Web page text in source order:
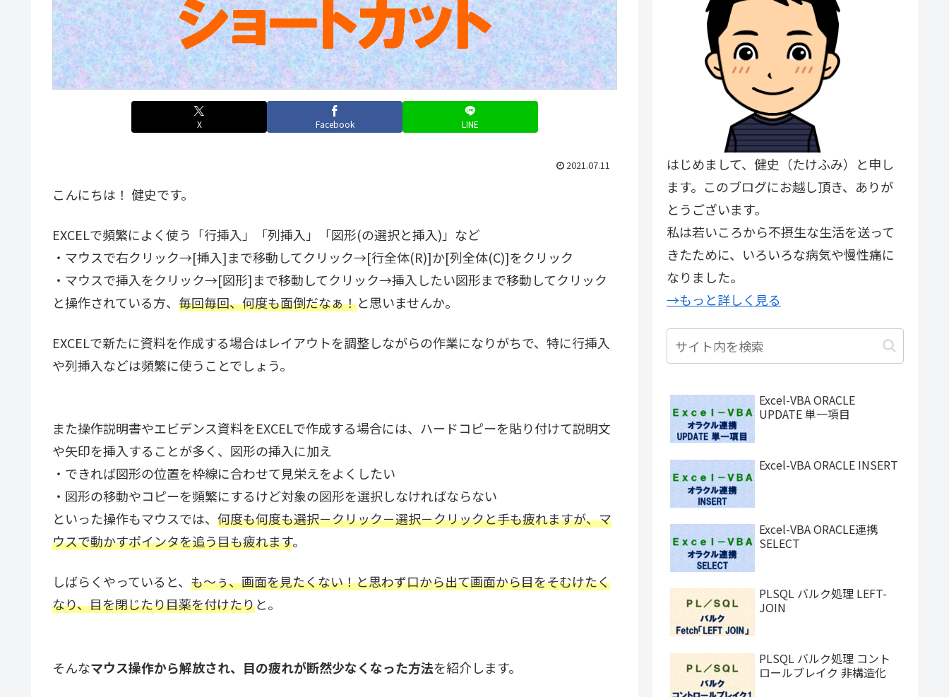
X Facebook LINE
2021.07.11
こんにちは！ 健史です。
EXCELで頻繁によく使う「行挿入」「列挿入」「図形(の選択と挿入)」など
・マウスで右クリック→[挿入]まで移動してクリック→[行全体(R)]か[列全体(C)]をクリック
・マウスで挿入をクリック→[図形]まで移動してクリック→挿入したい図形まで移動してクリック
と操作されている方、 毎回毎回、何度も面倒だなぁ！と思いませんか。
EXCELで新たに資料を作成する場合はレイアウトを調整しながらの作業になりがちで、特に行挿入
や列挿入などは頻繁に使うことでしょう。
また操作説明書やエビデンス資料をEXCELで作成する場合には、ハードコピーを貼り付けて説明文
や矢印を挿入することが多く、図形の挿入に加え
・できれば図形の位置を枠線に合わせて見栄えをよくしたい
・図形の移動やコピーを頻繁にするけど対象の図形を選択しなければならない
といった操作もマウスでは、 何度も何度も選択－クリック－選択－クリックと手も疲れますが、マ
ウスで動かすポインタを追う目も疲れます。
しばらくやっていると、 も～ぅ、画面を見たくない！と思わず口から出て画面から目をそむけたく
なり、目を閉じたり目薬を付けたりと。
そんなマウス操作から解放され、目の疲れが断然少なくなった方法を紹介します。
はじめまして、健史（たけふみ）と申し
ます。このブログにお越し頂き、ありが
とうございます。
私は若いころから不摂生な生活を送って
きたために、いろいろな病気や慢性痛に
なりました。
→もっと詳しく見る
Excel-VBA ORACLE
UPDATE 単一項目
Excel-VBA ORACLE INSERT
Excel-VBA ORACLE連携
SELECT
PLSQL バルク処理 LEFT-
JOIN
PLSQL バルク処理 コント
ロールブレイク 非構造化